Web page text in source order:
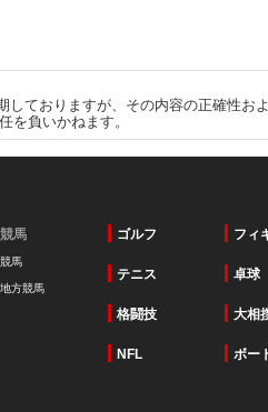
ておりますが、その内容の正確性お
を負いかねます。
競馬
競馬
地方競馬
ゴルフ フィ
テニス 卓球
格闘技 大相
NFL ボー